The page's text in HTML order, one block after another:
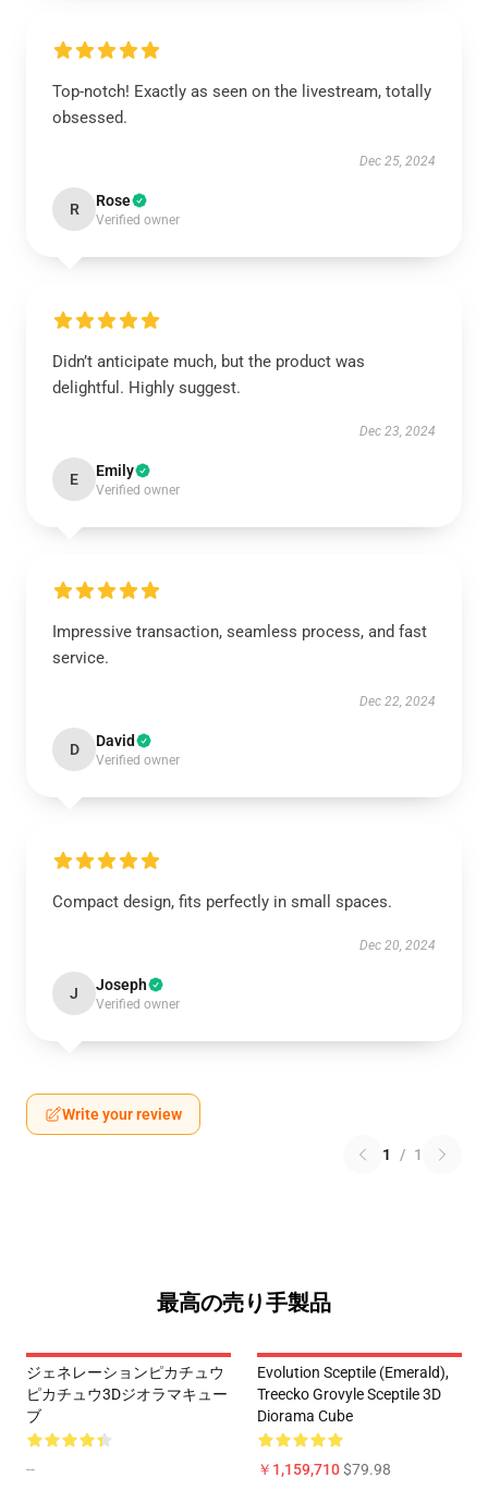
Top-notch! Exactly as seen on the livestream, totally
obsessed.
Dec 25, 2024
R Rose
Verified owner
Didn’t anticipate much, but the product was
delightful. Highly suggest.
Dec 23, 2024
E Emily
Verified owner
Impressive transaction, seamless process, and fast
service.
Dec 22, 2024
D David
Verified owner
Compact design, fits perfectly in small spaces.
Dec 20, 2024
J Joseph
Verified owner
Write your review
1 / 1
最高の売り手製品
ジェネレーションピカチュウ
ピカチュウ3Dジオラマキュー
ブ
--
Evolution Sceptile (Emerald),
Treecko Grovyle Sceptile 3D
Diorama Cube
￥1,159,710$79.98